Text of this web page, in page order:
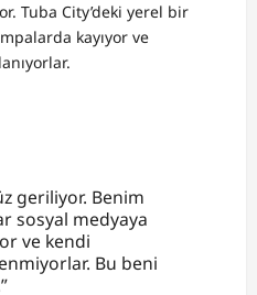
Tuba City’deki yerel bir
kayıyor ve
geriliyor. Benim
sosyal medyaya
ve kendi
Bu beni